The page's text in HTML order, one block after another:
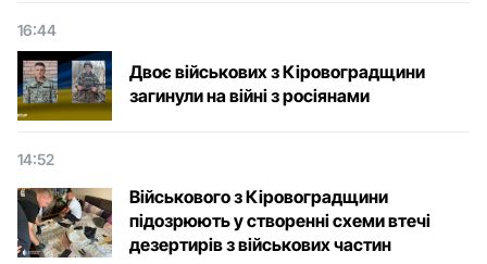
16:44
Двоє військових з Кіровоградщини
загинули на війні з росіянами
14:52
Військового з Кіровоградщини
підозрюють у створенні схеми втечі
дезертирів з військових частин